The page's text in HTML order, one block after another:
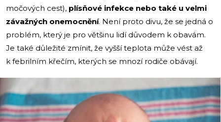
močových cest), plísňové infekce nebo také u velmi
závažných onemocnění. Není proto divu, že se jedná o
problém, který je pro většinu lidí důvodem k obavám.
Je také důležité zmínit, že vyšší teplota může vést až
k febrilním křečím, kterých se mnozí rodiče obávají.